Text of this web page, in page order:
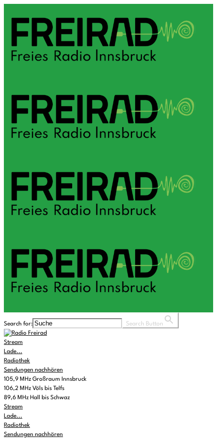
Search for: Search Button
Stream
Lade...
Radiothek
Sendungen nachhören
105,9 MHz Großraum Innsbruck
106,2 MHz Völs bis Telfs
89,6 MHz Hall bis Schwaz
Stream
Lade...
Radiothek
Sendungen nachhören